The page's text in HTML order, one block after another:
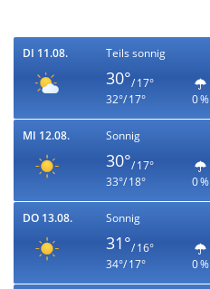
DI 11.08. Teils sonnig
30°/ 17°
32°/ 17°
0 %
MI 12.08. Sonnig
30°/ 17°
33°/ 18°
0 %
DO 13.08. Sonnig
31°/ 16°
34°/ 17°
0 %